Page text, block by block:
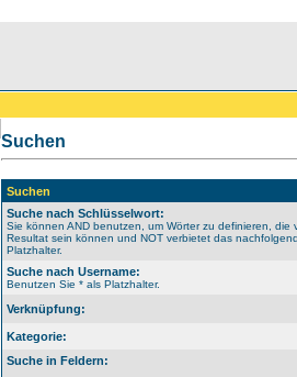
Suchen
Suchen
Suche nach Schlüsselwort:
Sie können AND benutzen, um Wörter zu definieren, die
Resultat sein können und NOT verbietet das
Platzhalter.
Suche nach Username:
Benutzen Sie * als Platzhalter.
Verknüpfung:
Kategorie:
Suche in Feldern: